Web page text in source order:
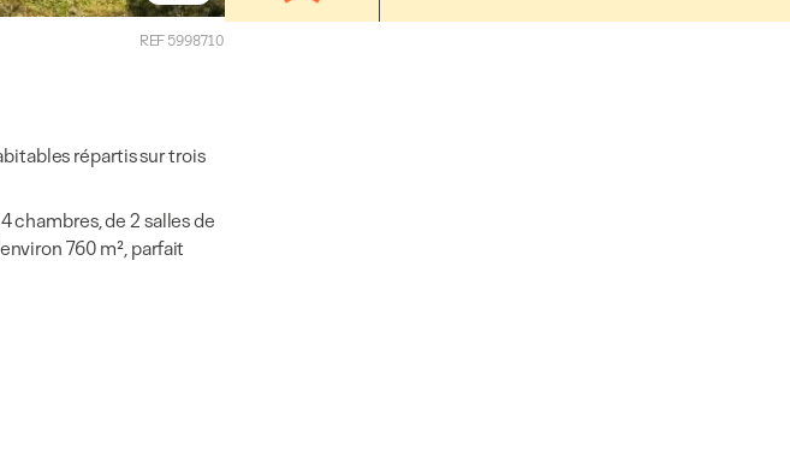
REF 5998710
répartis sur trois
chambres, de 2 salles de
760 m², parfait